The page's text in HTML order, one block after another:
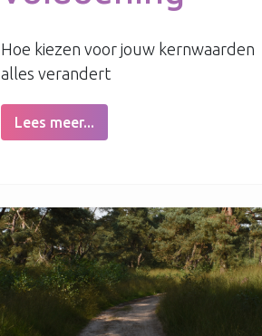
Hoe kiezen voor jouw kernwaarden
alles verandert
Lees meer...